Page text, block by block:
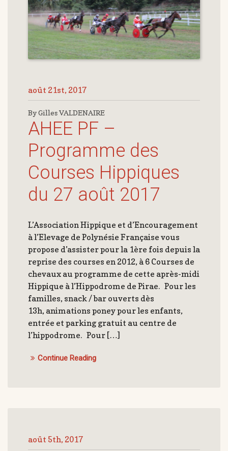
août 21st, 2017
By Gilles VALDENAIRE
AHEE PF –
Programme des
Courses Hippiques
du 27 août 2017
L’Association Hippique et d’Encouragement
à l’Elevage de Polynésie Française vous
propose d’assister pour la 1ère fois depuis la
reprise des courses en 2012, à 6 Courses de
chevaux au programme de cette après-midi
Hippique à l’Hippodrome de Pirae. Pour les
familles, snack / bar ouverts dès
13h, animations poney pour les enfants,
entrée et parking gratuit au centre de
l’hippodrome. Pour […]
Continue Reading
août 5th, 2017